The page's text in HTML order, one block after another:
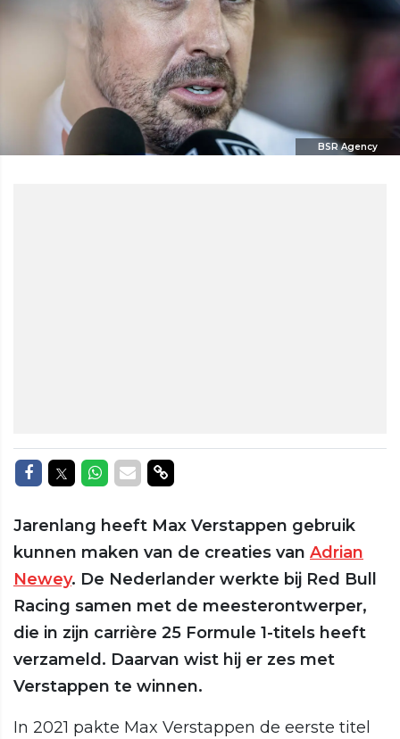
BSR Agency
Delen op Facebook
Delen op Twitter
Delen op Whatsapp
Delen via Mail
Delen via link
Jarenlang heeft Max Verstappen gebruik
kunnen maken van de creaties van Adrian
Newey. De Nederlander werkte bij Red Bull
Racing samen met de meesterontwerper,
die in zijn carrière 25 Formule 1-titels heeft
verzameld. Daarvan wist hij er zes met
Verstappen te winnen.
In 2021 pakte Max Verstappen de eerste titel